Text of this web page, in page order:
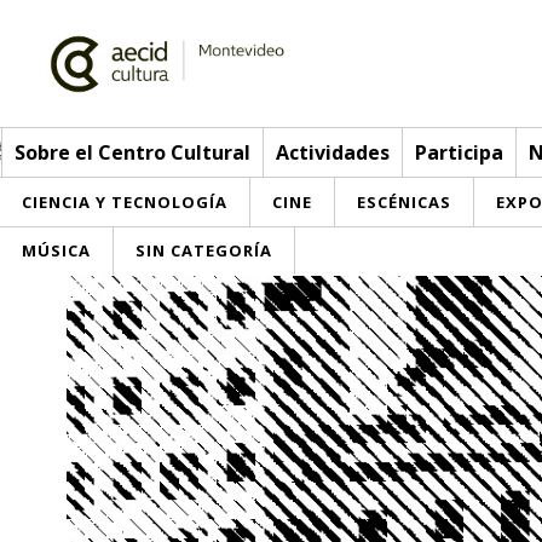
Sobre el Centro Cultural Actividades Participa
CIENCIA Y TECNOLOGÍA CINE ESCÉNICAS
MÚSICA SIN CATEGORÍA
Sobre el Centro Cultural
Red AECID
Equipo
Instalaciones
Visítanos
Actividades
> Go to Actividades
This week
Inscriptions
Participa
Envíanos tu propuesta
Buzón de sugerencias
Noticias
Convocatorias